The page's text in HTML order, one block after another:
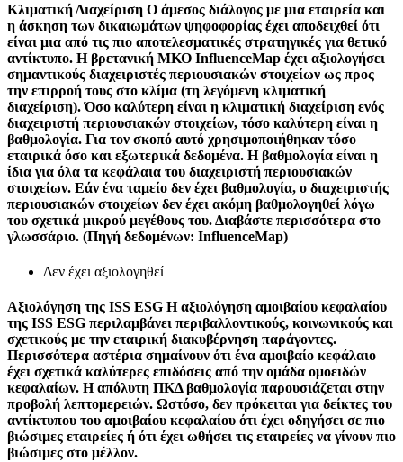
Κλιματική Διαχείριση Ο άμεσος διάλογος με μια εταιρεία και
η άσκηση των δικαιωμάτων ψηφοφορίας έχει αποδειχθεί ότι
είναι μια από τις πιο αποτελεσματικές στρατηγικές για θετικό
αντίκτυπο. Η βρετανική ΜΚΟ InfluenceMap έχει αξιολογήσει
σημαντικούς διαχειριστές περιουσιακών στοιχείων ως προς
την επιρροή τους στο κλίμα (τη λεγόμενη κλιματική
διαχείριση). Όσο καλύτερη είναι η κλιματική διαχείριση ενός
διαχειριστή περιουσιακών στοιχείων, τόσο καλύτερη είναι η
βαθμολογία. Για τον σκοπό αυτό χρησιμοποιήθηκαν τόσο
εταιρικά όσο και εξωτερικά δεδομένα. Η βαθμολογία είναι η
ίδια για όλα τα κεφάλαια του διαχειριστή περιουσιακών
στοιχείων. Εάν ένα ταμείο δεν έχει βαθμολογία, ο διαχειριστής
περιουσιακών στοιχείων δεν έχει ακόμη βαθμολογηθεί λόγω
του σχετικά μικρού μεγέθους του. Διαβάστε περισσότερα στο
γλωσσάριο. (Πηγή δεδομένων: InfluenceMap)
Δεν έχει αξιολογηθεί
Αξιολόγηση της ISS ESG Η αξιολόγηση αμοιβαίου κεφαλαίου
της ISS ESG περιλαμβάνει περιβαλλοντικούς, κοινωνικούς και
σχετικούς με την εταιρική διακυβέρνηση παράγοντες.
Περισσότερα αστέρια σημαίνουν ότι ένα αμοιβαίο κεφάλαιο
έχει σχετικά καλύτερες επιδόσεις από την ομάδα ομοειδών
κεφαλαίων. Η απόλυτη ΠΚΔ βαθμολογία παρουσιάζεται στην
προβολή λεπτομερειών. Ωστόσο, δεν πρόκειται για δείκτες του
αντίκτυπου του αμοιβαίου κεφαλαίου ότι έχει οδηγήσει σε πιο
βιώσιμες εταιρείες ή ότι έχει ωθήσει τις εταιρείες να γίνουν πιο
βιώσιμες στο μέλλον.